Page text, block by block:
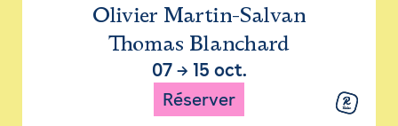
Olivier Martin-Salvan
Thomas Blanchard
07→ 15 oct.
Réserver